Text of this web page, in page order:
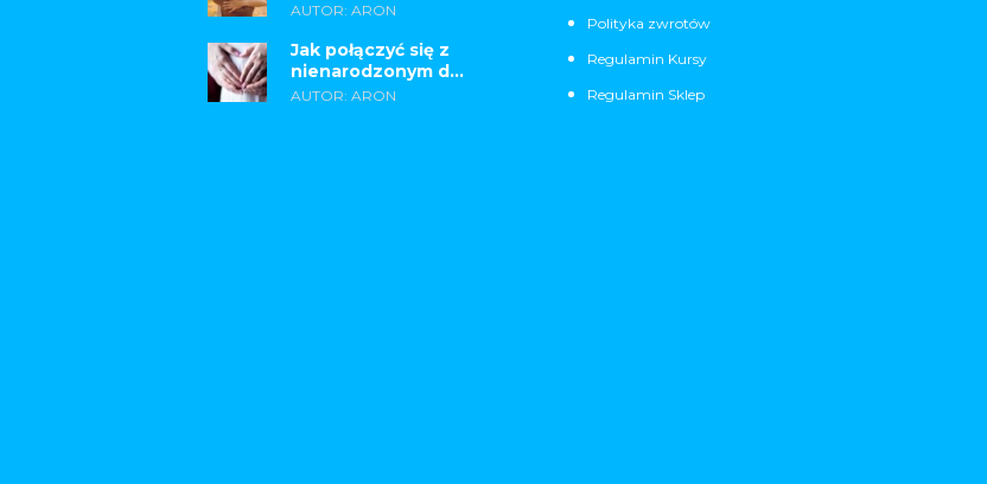
AUTOR: ARON
Jak połączyć się z
nienarodzonym d...
AUTOR: ARON
Polityka zwrotów
Regulamin Kursy
Regulamin Sklep